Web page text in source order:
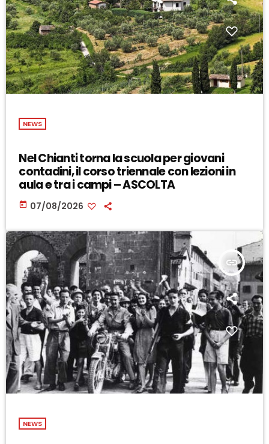
NEWS
Nel Chianti torna la scuola per giovani
contadini, il corso triennale con lezioni in
aula e tra i campi – ASCOLTA
today 07/08/2026
insert_link
NEWS